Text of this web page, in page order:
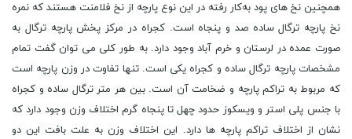
همچنین نخ های پود به‌کار رفته در این نوع پارچه از نخ فلامنت هستند که نمره
نخ پارچه ترگال ساده صد و پنجاه است. کجراه در مرکز پخش پارچه ترگال به
صورت عمده در لرستان و خرم آباد وجود دارد. به طور کلی می توان گفت تمام
مشخصات پارچه ترگال ساده و کجراه یکی است. تنها تفاوت در وزن پارچه است
که مربوط به تراکم پارچه و ضخامت آن است. بین هر متر ترگال ساده و کجراه
با جنس پلی استر و ویسکوز حدود چهل تا پنجاه گرم اختلاف وزن وجود دارد که
نشان از اختلاف تراکم پارچه ها دارد. این اختلاف وزن به علت بافت این دو